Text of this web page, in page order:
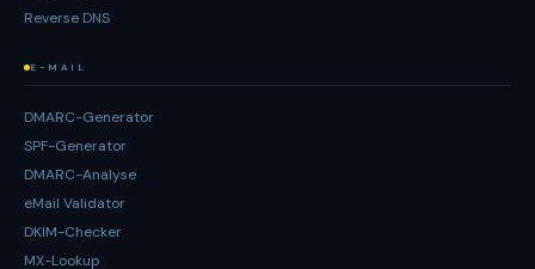
Reverse DNS
E-MAIL
DMARC-Generator
SPF-Generator
DMARC-Analyse
eMail Validator
DKIM-Checker
MX-Lookup